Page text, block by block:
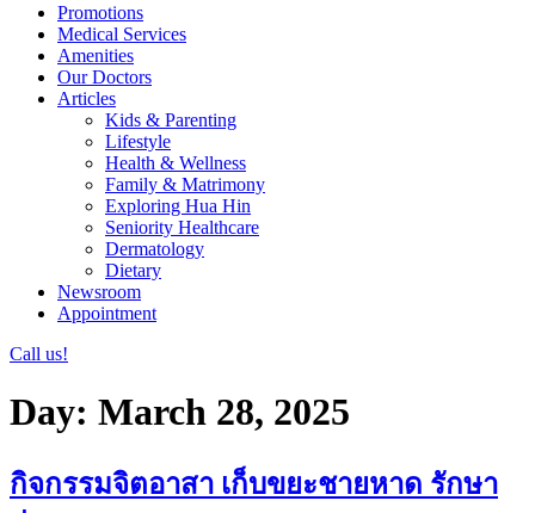
Promotions
Medical Services
Amenities
Our Doctors
Articles
Kids & Parenting
Lifestyle
Health & Wellness
Family & Matrimony
Exploring Hua Hin
Seniority Healthcare
Dermatology
Dietary
Newsroom
Appointment
Call us!
Day: March 28, 2025
กิจกรรมจิตอาสา เก็บขยะชายหาด รักษา